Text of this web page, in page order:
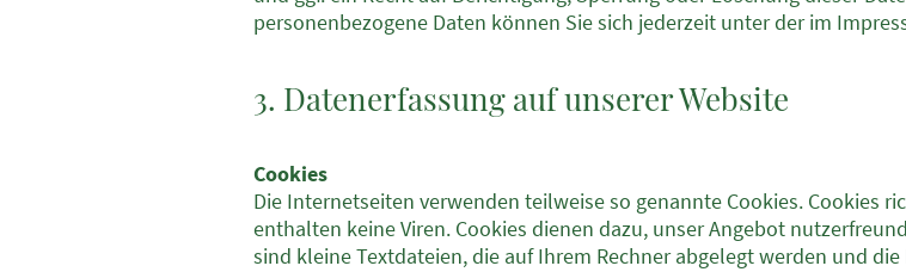
personenbezogene Daten können Sie sich jederzeit unter der im
3. Datenerfassung auf unserer Website
Cookies
Die Internetseiten verwenden teilweise so genannte Cookies. Cookies
enthalten keine Viren. Cookies dienen dazu, unser Angebot
sind kleine Textdateien, die auf Ihrem Rechner abgelegt werden und